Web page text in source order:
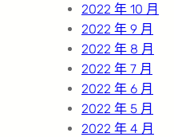
2022 年 10 月
2022 年 9 月
2022 年 8 月
2022 年 7 月
2022 年 6 月
2022 年 5 月
2022 年 4 月